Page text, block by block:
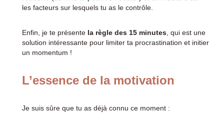
les facteurs sur lesquels tu as le contrôle.
Enfin, je te présente la règle des 15 minutes, qui est une
solution intéressante pour limiter ta procrastination et initier
un momentum !
L’essence de la motivation
Je suis sûre que tu as déjà connu ce moment :